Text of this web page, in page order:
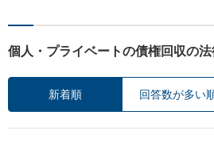
個人・プライベートの債権回収の
新着順 回答数が多い